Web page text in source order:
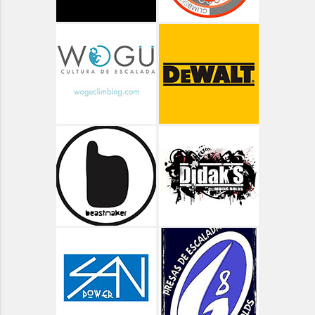
Aragón - Pico Arriel
Aragón - Valle de Bujaruelo
Aragón - Valle de Ordiso
Aragón - Vías Clásicas
Arbolí Bloque
Asturias
Asturias - Circular Lagos de Covadonga
Asturias - Oriente - Carbes
Asturias - Oriente - Cuevas del Mar
Asturias - Oriente - Las Cabadas
Asturias - Oviedo - Teverga